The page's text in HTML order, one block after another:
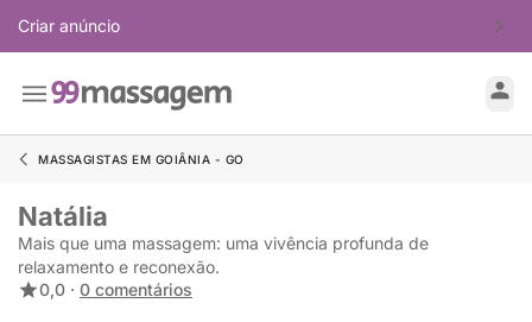
Criar anúncio
MASSAGISTAS EM GOIÂNIA - GO
Natália
Mais que uma massagem: uma vivência profunda de
relaxamento e reconexão.
0,0 · 0 comentários